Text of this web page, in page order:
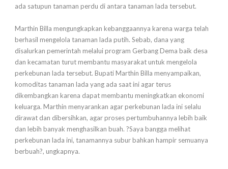
ada satupun tanaman perdu di antara tanaman lada tersebut.
Marthin Billa mengungkapkan kebanggaannya karena warga telah
berhasil mengelola tanaman lada putih. Sebab, dana yang
disalurkan pemerintah melalui program Gerbang Dema baik desa
dan kecamatan turut membantu masyarakat untuk mengelola
perkebunan lada tersebut. Bupati Marthin Billa menyampaikan,
komoditas tanaman lada yang ada saat ini agar terus
dikembangkan karena dapat membantu meningkatkan ekonomi
keluarga. Marthin menyarankan agar perkebunan lada ini selalu
dirawat dan dibersihkan, agar proses pertumbuhannya lebih baik
dan lebih banyak menghasilkan buah. ?Saya bangga melihat
perkebunan lada ini, tanamannya subur bahkan hampir semuanya
berbuah?, ungkapnya.